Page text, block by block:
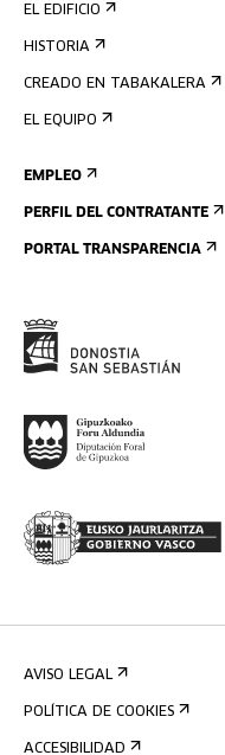
EL EDIFICIO
HISTORIA
CREADO EN TABAKALERA
EL EQUIPO
EMPLEO
PERFIL DEL CONTRATANTE
PORTAL TRANSPARENCIA
AVISO LEGAL
POLÍTICA DE COOKIES
ACCESIBILIDAD